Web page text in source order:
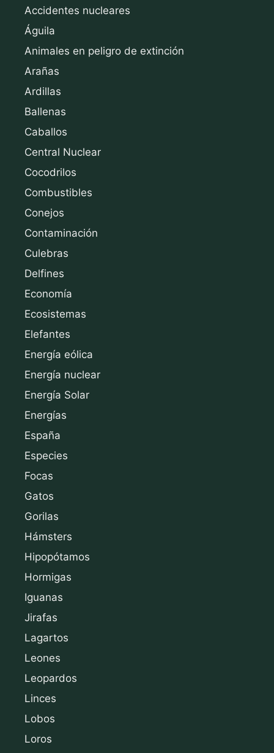
Accidentes nucleares
Águila
Animales en peligro de extinción
Arañas
Ardillas
Ballenas
Caballos
Central Nuclear
Cocodrilos
Combustibles
Conejos
Contaminación
Culebras
Delfines
Economía
Ecosistemas
Elefantes
Energía eólica
Energía nuclear
Energía Solar
Energías
España
Especies
Focas
Gatos
Gorilas
Hámsters
Hipopótamos
Hormigas
Iguanas
Jirafas
Lagartos
Leones
Leopardos
Linces
Lobos
Loros